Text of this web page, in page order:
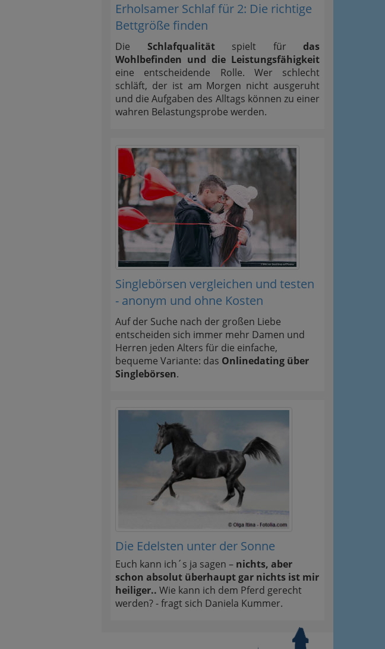
Erholsamer Schlaf für 2: Die richtige
Bettgröße finden
Die Schlafqualitätspielt für das
Wohlbefinden und die Leistungsfähigkeit
eine entscheidende Rolle. Wer schlecht
schläft, der ist am Morgen nicht ausgeruht
und die Aufgaben des Alltags können zu einer
wahren Belastungsprobe werden.
Singlebörsen vergleichen und testen
- anonym und ohne Kosten
Auf der Suche nach der großen Liebe
entscheiden sich immer mehr Damen und
Herren jeden Alters für die einfache,
bequeme Variante: das Onlinedating über
Singlebörsen.
Die Edelsten unter der Sonne
Euch kann ich´s ja sagen – nichts, aber
schon absolut überhaupt gar nichts ist mir
heiliger.. Wie kann ich dem Pferd gerecht
werden? - fragt sich Daniela Kummer.